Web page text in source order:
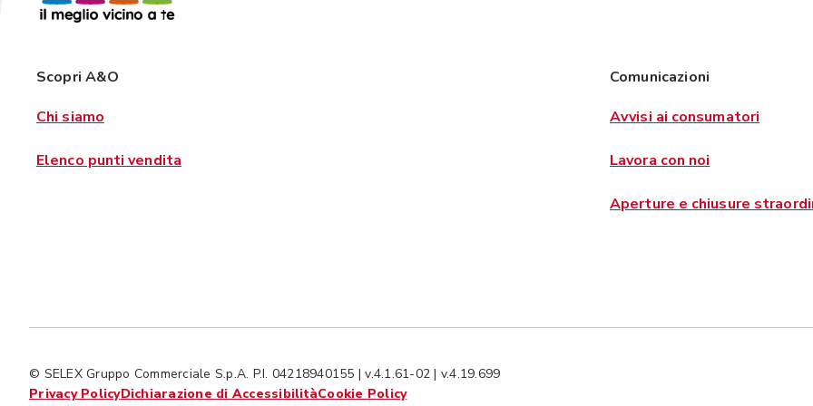
Scopri A&O
Chi siamo
Elenco punti vendita
Comunicazioni
Avvisi ai consumatori
Lavora con noi
Aperture e chiusure
© SELEX Gruppo Commerciale S.p.A. P.I. 04218940155 | v.4.1.61-02 | v.4.19.699
Privacy PolicyDichiarazione di AccessibilitàCookie Policy